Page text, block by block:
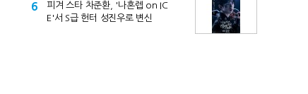
6
피겨 스타 차준환, '나혼렙 on IC
E'서 S급 헌터 성진우로 변신